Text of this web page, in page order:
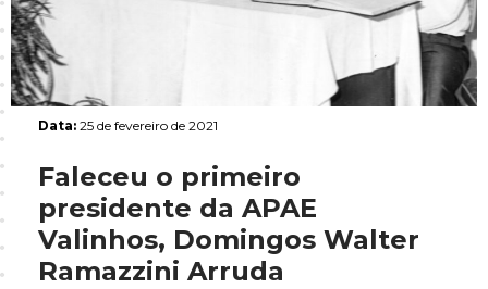
Data: 25 de fevereiro de 2021
Faleceu o primeiro
presidente da APAE
Valinhos, Domingos Walter
Ramazzini Arruda